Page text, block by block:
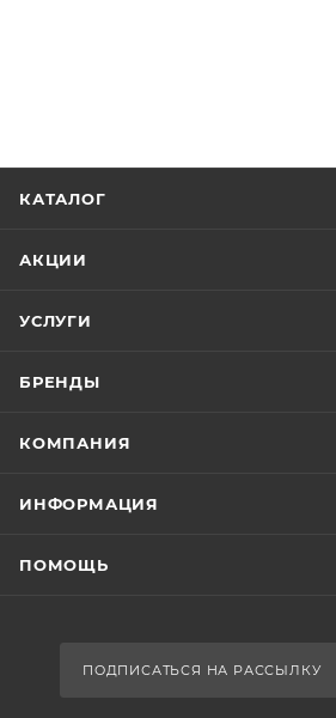
КАТАЛОГ
АКЦИИ
УСЛУГИ
БРЕНДЫ
КОМПАНИЯ
ИНФОРМАЦИЯ
ПОМОЩЬ
ПОДПИСАТЬСЯ НА РАССЫЛКУ